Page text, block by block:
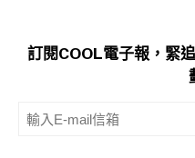
訂閱COOL電子報，緊